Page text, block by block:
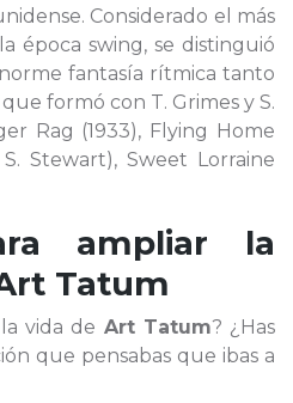
Considerado el más
época swing, se distinguió
fantasía rítmica tanto
formó con T. Grimes y S.
Rag (1933), Flying Home
Stewart), Sweet Lorraine
ampliar la
Tatum
vida de Art Tatum? ¿Has
que pensabas que ibas a